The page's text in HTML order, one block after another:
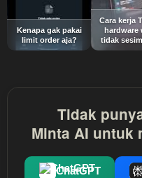
Kenapa gak pakai
limit order aja?
Cara kerja
hardware
tidak
Tidak
Minta AI untuk
ChatGPT